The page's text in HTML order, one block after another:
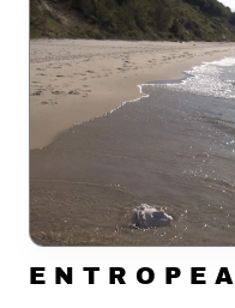
E N T R O P E A